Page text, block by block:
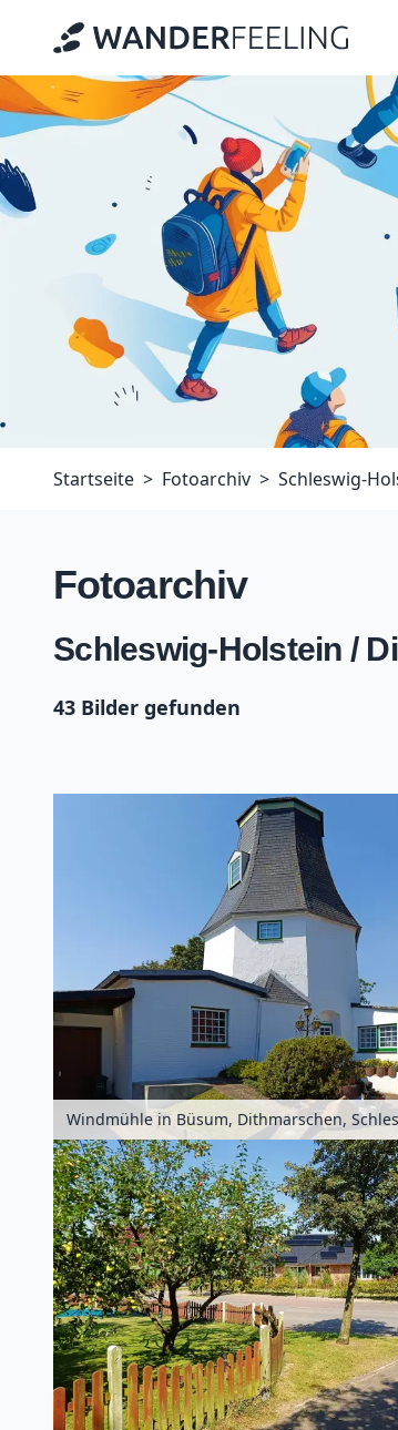
Startseite Fotoarchiv Schleswig-
Fotoarchiv
Schleswig-Holstein /
43 Bilder gefunden
+